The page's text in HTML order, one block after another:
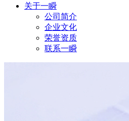
关于一瞬
公司简介
企业文化
荣誉资质
联系一瞬